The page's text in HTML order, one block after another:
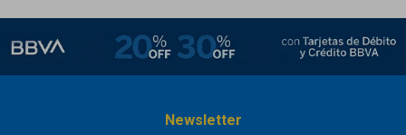
Newsletter